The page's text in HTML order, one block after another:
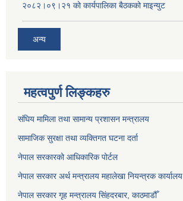
२०८२।०९।२१ को कार्यपालिका बैठकको माइन्युट
अन्य
महत्वपुर्ण लिङ्कहरु
संघिय मामिला तथा सामान्य प्रशासन मन्त्रालय
सामाजिक सुरक्षा तथा व्यक्तिगत घटना दर्ता
नेपाल सरकारको आधिकारिक पोर्टल
नेपाल सरकार अर्थ मन्त्रालय महालेखा नियन्त्रक कार्यालय
नेपाल सरकार गृह मन्त्रालय सिंहदरबार, काठमाडौँ